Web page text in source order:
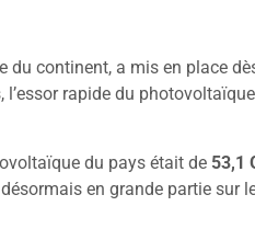
du continent, a mis en place
rapide du
du pays était de 53,1
en grande partie sur